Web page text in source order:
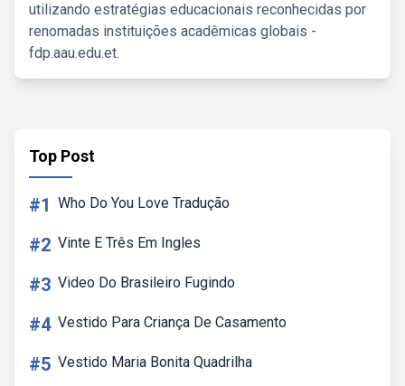
utilizando estratégias educacionais reconhecidas por
renomadas instituições acadêmicas globais -
fdp.aau.edu.et.
Top Post
#1 Who Do You Love Tradução
#2 Vinte E Três Em Ingles
#3 Video Do Brasileiro Fugindo
#4 Vestido Para Criança De Casamento
#5 Vestido Maria Bonita Quadrilha